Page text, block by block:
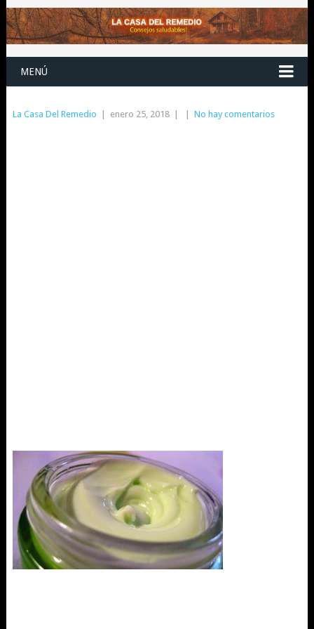
MENÚ
La Casa Del Remedio enero 25, 2018 No hay comentarios